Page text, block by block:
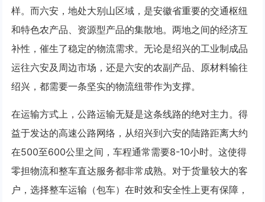
样。而六安，地处大别山区域，是安徽省重要的交通枢纽
和特色农产品、资源型产品的集散地。两地之间的经济互
补性，催生了稳定的物流需求。无论是绍兴的工业制成品
运往六安及周边市场，还是六安的农副产品、原材料输往
绍兴，都需要一条坚实的物流纽带作为支撑。
在运输方式上，公路运输无疑是这条线路的绝对主力。得
益于发达的高速公路网络，从绍兴到六安的陆路距离大约
在500至600公里之间，车程通常需要8-10小时。这使得
零担物流和整车直达服务都非常成熟。对于货量较大的客
户，选择整车运输（包车）在时效和安全性上更有保障，